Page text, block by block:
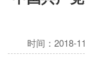
时间：2018-